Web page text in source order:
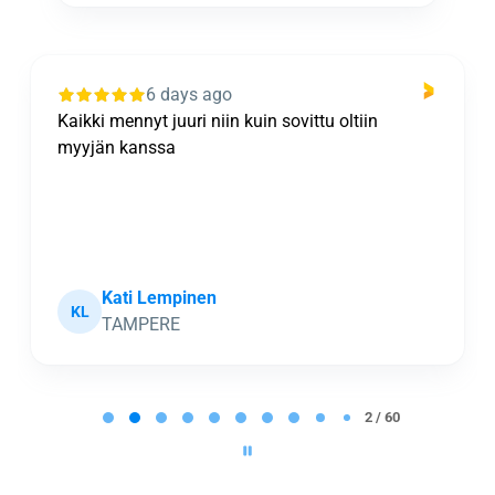
6 days ago
Kaikki mennyt juuri niin kuin sovittu oltiin
myyjän kanssa
KL
Kati Lempinen
TAMPERE
2 / 60